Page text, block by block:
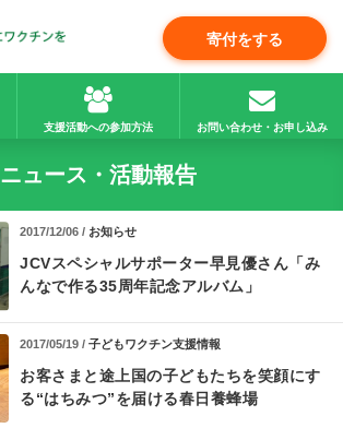
寄付をする
支援活動への参加方法 お問い合わせ・お申し込み
ニュース・活動報告
2017/12/06 / お知らせ
JCVスペシャルサポーター早見優さん「み
んなで作る35周年記念アルバム」
2017/05/19 /子どもワクチン支援情報
お客さまと途上国の子どもたちを笑顔にす
る“はちみつ”を届ける春日養蜂場